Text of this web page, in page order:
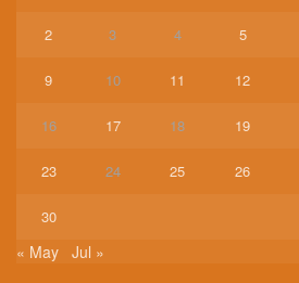
2 3 4 5
9 10 11 12
16 17 18 19
23 24 25 26
30
« May Jul »